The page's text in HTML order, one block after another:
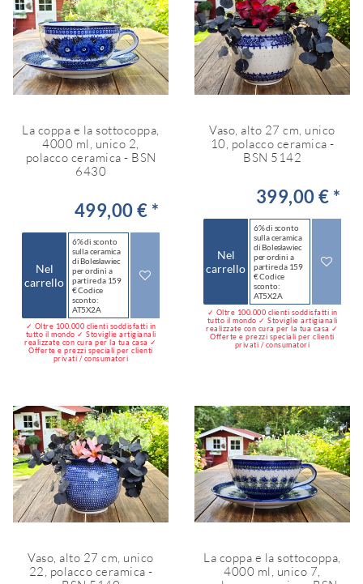
La coppa e la sottocoppa,
4000 ml, unico 2,
polacco ceramica - BSN
6430
499,00 € *
Nel
carrello
6% di sconto
sulla ceramica
di Bolesławiec
per ordini a
partire da 159
€ Codice
sconto:
AT5X2A
✓ Oltre 100.000 clienti soddisfatti in
tutto il mondo ✓ Stoviglie artigianali
realizzate con cura per la tua casa ✓
Offerte e prezzi speciali per clienti
privati / consumatori
Vaso, alto 27 cm, unico
10, polacco ceramica -
BSN 5142
399,00 € *
Nel
carrello
6% di sconto
sulla ceramica
di Bolesławiec
per ordini a
partire da 159
€ Codice
sconto:
AT5X2A
✓ Oltre 100.000 clienti soddisfatti in
tutto il mondo ✓ Stoviglie artigianali
realizzate con cura per la tua casa ✓
Offerte e prezzi speciali per clienti
privati / consumatori
Vaso, alto 27 cm, unico
22, polacco ceramica -
La coppa e la sottocoppa,
4000 ml, unico 7,